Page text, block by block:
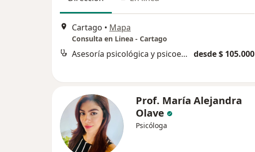
Cartago • Mapa
Consulta en Linea - Cartago
Asesoría psicológica y psicoeducación desde $ 105.000
Prof. María Alejandra
Olave
Psicóloga